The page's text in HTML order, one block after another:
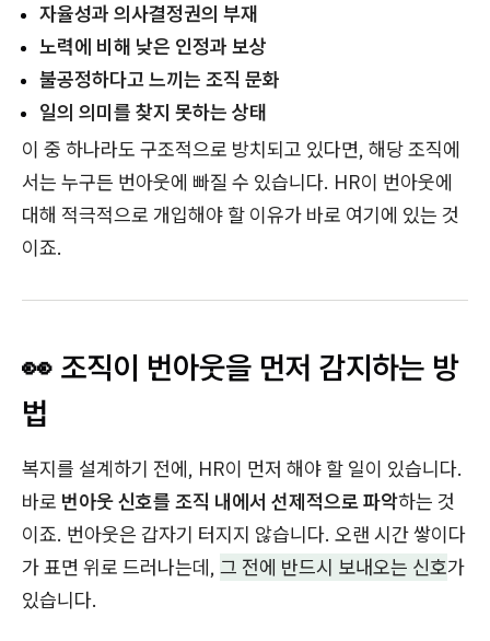
자율성과 의사결정권의 부재
노력에 비해 낮은 인정과 보상
불공정하다고 느끼는 조직 문화
일의 의미를 찾지 못하는 상태
이 중 하나라도 구조적으로 방치되고 있다면, 해당 조직에
서는 누구든 번아웃에 빠질 수 있습니다. HR이 번아웃에
대해 적극적으로 개입해야 할 이유가 바로 여기에 있는 것
이죠.
👀 조직이 번아웃을 먼저 감지하는 방
법
복지를 설계하기 전에, HR이 먼저 해야 할 일이 있습니다.
바로 번아웃 신호를 조직 내에서 선제적으로 파악하는 것
이죠. 번아웃은 갑자기 터지지 않습니다. 오랜 시간 쌓이다
가 표면 위로 드러나는데, 그 전에 반드시 보내오는 신호가
있습니다.